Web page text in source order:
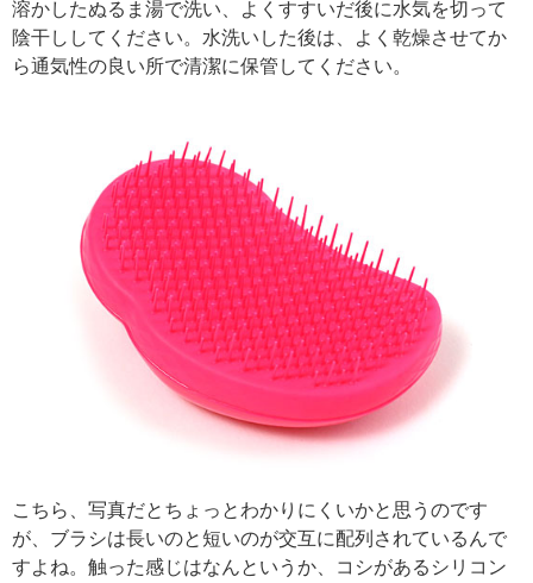
溶かしたぬるま湯で洗い、よくすすいだ後に水気を切って
陰干ししてください。水洗いした後は、よく乾燥させてか
ら通気性の良い所で清潔に保管してください。
こちら、写真だとちょっとわかりにくいかと思うのです
が、ブラシは長いのと短いのが交互に配列されているんで
すよね。触った感じはなんというか、コシがあるシリコン